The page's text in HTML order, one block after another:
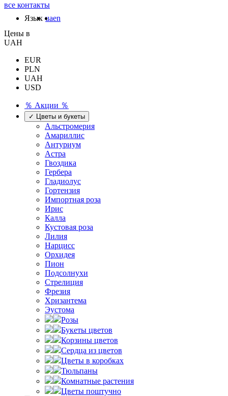
все контакты
Язык uaen
Цены в
UAH
EUR
PLN
UAH
USD
％ Акции ％
✓ Цветы и букеты
Альстромерия
Амариллис
Антуриум
Астра
Гвоздика
Гербера
Гладиолус
Гортензия
Импортная роза
Ирис
Калла
Кустовая роза
Лилия
Нарцисс
Орхидея
Пион
Подсолнухи
Стрелиция
Фрезия
Хризантема
Эустома
Розы
Букеты цветов
Корзины цветов
Сердца из цветов
Цветы в коробках
Тюльпаны
Комнатные растения
Цветы поштучно